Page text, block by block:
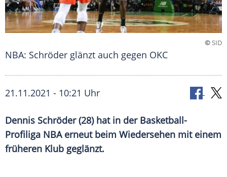
©SID
NBA: Schröder glänzt auch gegen OKC
21.11.2021 - 10:21 Uhr
Dennis Schröder(28) hat in der Basketball-
Profiliga NBAerneut beim Wiedersehen mit einem
früheren Klub geglänzt.